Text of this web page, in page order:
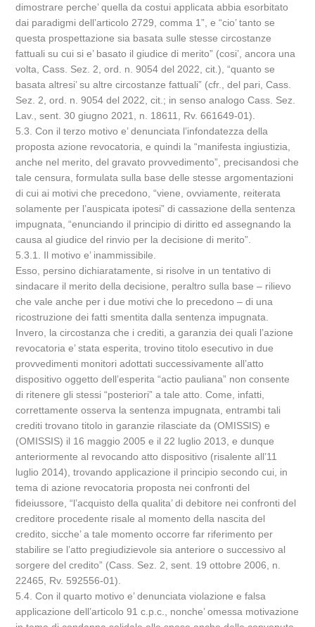
dimostrare perche’ quella da costui applicata abbia esorbitato
dai paradigmi dell’articolo 2729, comma 1”, e “cio’ tanto se
questa prospettazione sia basata sulle stesse circostanze
fattuali su cui si e’ basato il giudice di merito” (cosi’, ancora una
volta, Cass. Sez. 2, ord. n. 9054 del 2022, cit.), “quanto se
basata altresi’ su altre circostanze fattuali” (cfr., del pari, Cass.
Sez. 2, ord. n. 9054 del 2022, cit.; in senso analogo Cass. Sez.
Lav., sent. 30 giugno 2021, n. 18611, Rv. 661649-01).
5.3. Con il terzo motivo e’ denunciata l’infondatezza della
proposta azione revocatoria, e quindi la “manifesta ingiustizia,
anche nel merito, del gravato provvedimento”, precisandosi che
tale censura, formulata sulla base delle stesse argomentazioni
di cui ai motivi che precedono, “viene, ovviamente, reiterata
solamente per l’auspicata ipotesi” di cassazione della sentenza
impugnata, “enunciando il principio di diritto ed assegnando la
causa al giudice del rinvio per la decisione di merito”.
5.3.1. Il motivo e’ inammissibile.
Esso, persino dichiaratamente, si risolve in un tentativo di
sindacare il merito della decisione, peraltro sulla base – rilievo
che vale anche per i due motivi che lo precedono – di una
ricostruzione dei fatti smentita dalla sentenza impugnata.
Invero, la circostanza che i crediti, a garanzia dei quali l’azione
revocatoria e’ stata esperita, trovino titolo esecutivo in due
provvedimenti monitori adottati successivamente all’atto
dispositivo oggetto dell’esperita “actio pauliana” non consente
di ritenere gli stessi “posteriori” a tale atto. Come, infatti,
correttamente osserva la sentenza impugnata, entrambi tali
crediti trovano titolo in garanzie rilasciate da (OMISSIS) e
(OMISSIS) il 16 maggio 2005 e il 22 luglio 2013, e dunque
anteriormente al revocando atto dispositivo (risalente all’11
luglio 2014), trovando applicazione il principio secondo cui, in
tema di azione revocatoria proposta nei confronti del
fideiussore, “l’acquisto della qualita’ di debitore nei confronti del
creditore procedente risale al momento della nascita del
credito, sicche’ a tale momento occorre far riferimento per
stabilire se l’atto pregiudizievole sia anteriore o successivo al
sorgere del credito” (Cass. Sez. 2, sent. 19 ottobre 2006, n.
22465, Rv. 592556-01).
5.4. Con il quarto motivo e’ denunciata violazione e falsa
applicazione dell’articolo 91 c.p.c., nonche’ omessa motivazione